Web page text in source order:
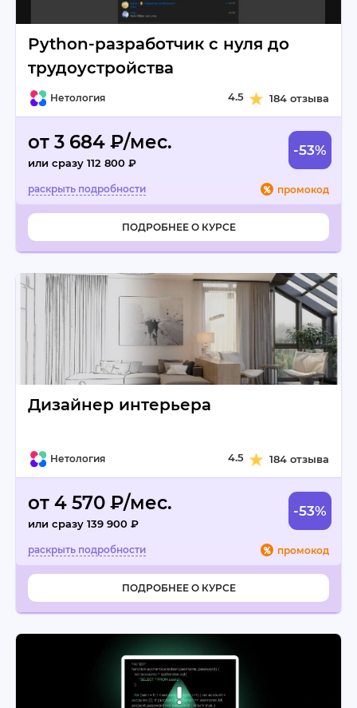
Python-разработчик с нуля до
трудоустройства
Нетология 4.5 184 отзыва
от 3 684 ₽/мес.
или сразу 112 800 ₽
-53%
промокод
ПОДРОБНЕЕ О КУРСЕ
Дизайнер интерьера
Нетология 4.5 184 отзыва
от 4 570 ₽/мес.
или сразу 139 900 ₽
-53%
промокод
ПОДРОБНЕЕ О КУРСЕ